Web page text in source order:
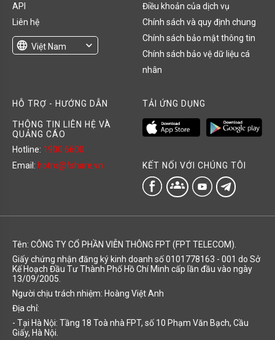
API
Liên hệ
language Việt Nam
expand_more
Điều khoản của dịch vụ
Chính sách và quy định chung
Chính sách bảo mật thông tin
Chính sách bảo vệ dữ liệu cá
nhân
HỖ TRỢ - HƯỚNG DẪN
THÔNG TIN LIÊN HỆ VÀ
QUẢNG CÁO
Hotline: 1900 6600
Email: hotro@fshare.vn
TẢI ỨNG DỤNG
KẾT NỐI VỚI CHÚNG TÔI
groups
Tên: CÔNG TY CỔ PHẦN VIỄN THÔNG FPT (FPT TELECOM).
Giấy chứng nhận đăng ký kinh doanh số 0101778163 - 001 do Sở
Kế Hoạch Đầu Tư Thành Phố Hồ Chí Minh cấp lần đầu vào ngày
13/09/2005.
Người chịu trách nhiệm: Hoàng Việt Anh
Địa chỉ:
- Tại Hà Nội: Tầng 18 Toà nhà FPT, số 10 Phạm Văn Bạch, Cầu
Giấy, Hà Nội.